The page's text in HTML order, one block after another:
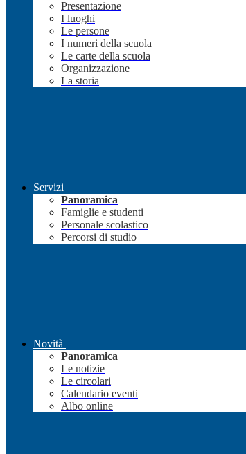
Presentazione
I luoghi
Le persone
I numeri della scuola
Le carte della scuola
Organizzazione
La storia
Servizi
Panoramica
Famiglie e studenti
Personale scolastico
Percorsi di studio
Novità
Panoramica
Le notizie
Le circolari
Calendario eventi
Albo online